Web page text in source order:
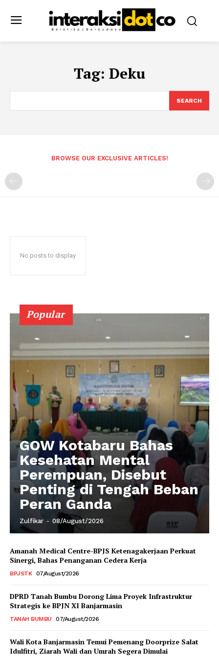
Tag: Deku
SEARCH
BROWSE OUR EXCLUSIVE ARTICLES!
No posts to display
Popular
GOW Kotabaru Bahas
Kesehatan Mental
Perempuan, Disebut
Penting di Tengah Beban
Peran Ganda
Zulfikar - 08/August/2026
Amanah Medical Centre-BPJS Ketenagakerjaan Perkuat
Sinergi, Bahas Penanganan Cedera Kerja
BPJSTK 07/August/2026
DPRD Tanah Bumbu Dorong Lima Proyek Infrastruktur
Strategis ke BPJN XI Banjarmasin
TANAH BUMBU 07/August/2026
Wali Kota Banjarmasin Temui Pemenang Doorprize Salat
Idulfitri, Ziarah Wali dan Umrah Segera Dimulai